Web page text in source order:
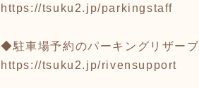
https://tsuku2.jp/parkingstaff
◆駐車場予約のパーキングリザーブ
https://tsuku2.jp/rivensupport